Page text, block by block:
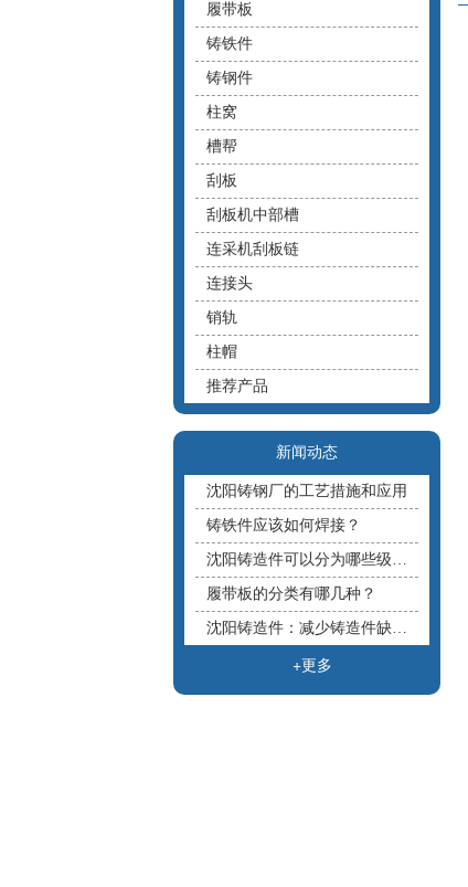
履带板
铸铁件
铸钢件
柱窝
槽帮
刮板
刮板机中部槽
连采机刮板链
连接头
销轨
柱帽
推荐产品
新闻动态
沈阳铸钢厂的工艺措施和应用
铸铁件应该如何焊接？
沈阳铸造件可以分为哪些级别？
履带板的分类有哪几种？
沈阳铸造件：减少铸造件缺陷的10大准则
+更多